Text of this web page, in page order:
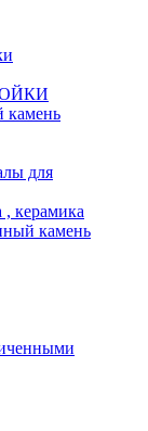
камень
для
, керамика
камень